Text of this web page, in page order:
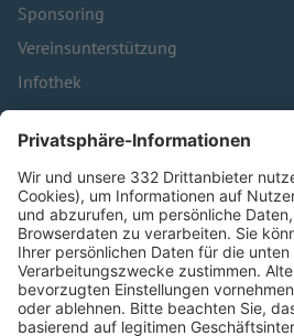
Sponsoring
Vereinsunterstützung
Infothek
Kontakt
HÄUFIG BESUCHTE SEITEN
Pässe und Vereinswechsel
Trainerausbildung
Schulungsangebot Vereinsmitarbeiter
BFV-Geschäftsstellen